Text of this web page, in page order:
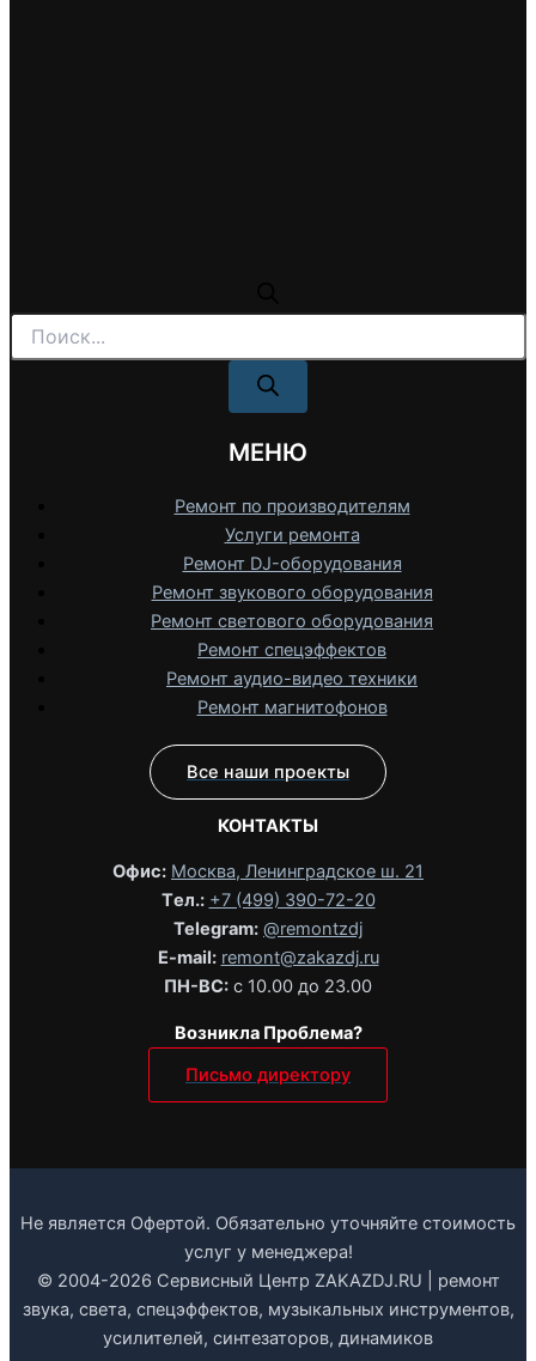
Поиск
товаров
МЕНЮ
Ремонт по производителям
Услуги ремонта
Ремонт DJ-оборудования
Ремонт звукового оборудования
Ремонт светового оборудования
Ремонт спецэффектов
Ремонт аудио-видео техники
Ремонт магнитофонов
Все наши проекты
КОНТАКТЫ
Офис: Москва, Ленинградское ш. 21
Tел.: +7 (499) 390-72-20
Telegram: @remontzdj‬
E-mail: remont@zakazdj.ru
ПН-ВС: с 10.00 до 23.00
Возникла Проблема?
Письмо директору
Не является Офертой. Обязательно уточняйте стоимость
услуг у менеджера!
© 2004-2026 Сервисный Центр ZAKAZDJ.RU | ремонт
звука, света, спецэффектов, музыкальных инструментов,
усилителей, синтезаторов, динамиков